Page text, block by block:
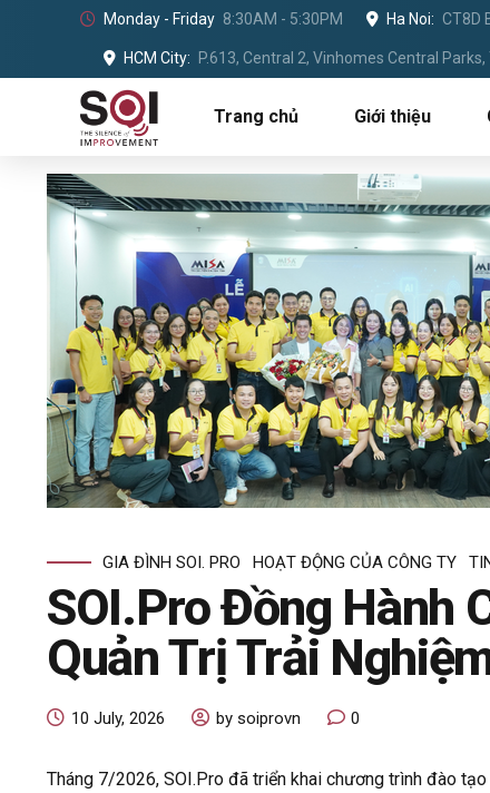
Monday - Friday 8:30AM - 5:30PM Ha Noi: CT8D
HCM City: P.613, Central 2, Vinhomes Central
Trang chủ Giới thiệu
GIA ĐÌNH SOI. PRO HOẠT ĐỘNG CỦA CÔNG TY
SOI.Pro Đồng Hành
Quản Trị Trải
10 July, 2026 by soiprovn 0
Tháng 7/2026, SOI.Pro đã triển khai chương trình đào